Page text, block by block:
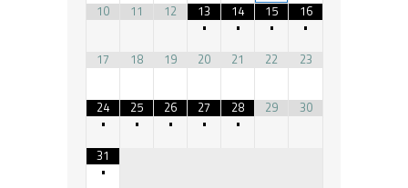
10 11 12
13
•
14
•
15
•
16
•
17
18 19 20 21 22 23
24
•
25
•
26
•
27
•
28
•
29 30
31
•